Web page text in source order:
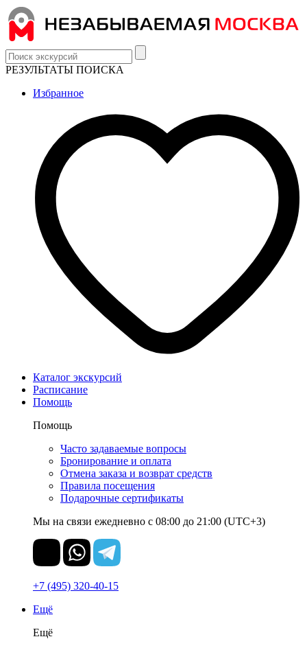
РЕЗУЛЬТАТЫ ПОИСКА
Избранное
Каталог экскурсий
Расписание
Помощь
Помощь
Часто задаваемые вопросы
Бронирование и оплата
Отмена заказа и возврат средств
Правила посещения
Подарочные сертификаты
Мы на связи ежедневно с 08:00 до 21:00 (UTC+3)
+7 (495) 320-40-15
Ещё
Ещё